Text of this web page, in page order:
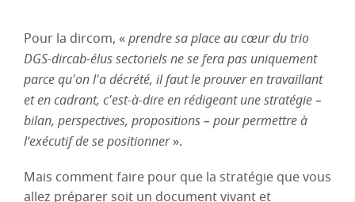
Pour la dircom, «prendre sa place au cœur du trio
DGS-dircab-élus sectoriels ne se fera pas uniquement
parce qu'on l'a décrété, il faut le prouver en travaillant
et en cadrant, c'est-à-dire en rédigeant une stratégie –
bilan, perspectives, propositions – pour permettre à
l’exécutif de se positionner».
Mais comment faire pour que la stratégie que vous
allez préparer soit un document vivant et